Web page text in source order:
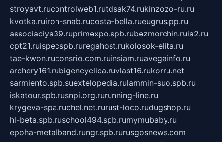
stroyavt.rucontrolweb1.rutdsak74.rukinzozo-ru.ru
kvotka.ruiron-snab.rucosta-bella.rueugrus.pp.ru
associaciya39.ruprimexpo.spb.rubezmorchin.ruia2.ru
cpt21.ruispecspb.ruregahost.rukolosok-elita.ru
tae-kwon.ruconsrio.com.ruinsiam.ruavegainfo.ru
archery161.rubigencyclica.ruvlast16.rukorru.net
sarmiento.spb.suextelopedia.rulammin-suo.spb.ru
iskatour.spb.rusnpi.org.rurunning-line.ru
krygeva-spa.ruchel.net.rurust-loco.rudugshop.ru
hl-beta.spb.ruschool494.spb.rumymubaby.ru
epoha-metalband.rungr.spb.rurusgosnews.com